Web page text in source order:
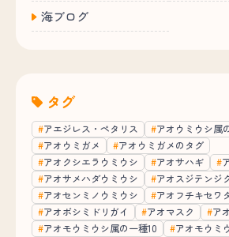
海ブログ
タグ
アエジレス・ペタリス
アオウミウシ属
アオウミガメ
アオウミガメのタグ
アオクシエラウミウシ
アオサハギ
アオサメハダウミウシ
アオスジテンジ
アオセンミノウミウシ
アオフチキセワ
アオボシミドリガイ
アオマスク
ア
アオモウミウシ属の一種10
アオモウミ